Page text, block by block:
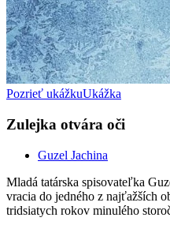
Pozrieť ukážkuUkážka
Zulejka otvára oči
Guzel Jachina
Mladá tatárska spisovateľka
vracia do jedného z najťažších
tridsiatych rokov minulého